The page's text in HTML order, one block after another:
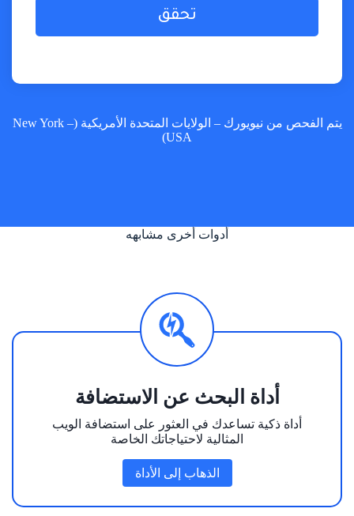
تحقق
يتم الفحص من نيويورك – الولايات المتحدة الأمريكية (New York –
USA)
أدوات أخرى مشابهه
أداة البحث عن الاستضافة
أداة ذكية تساعدك في العثور على استضافة الويب
المثالية لاحتياجاتك الخاصة
الذهاب إلى الأداة